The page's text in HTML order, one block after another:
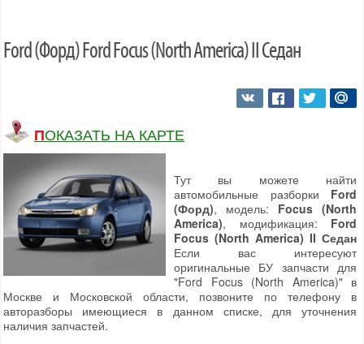
Ford (Форд) Ford Focus (North America) II Седан
ПОКАЗАТЬ НА КАРТЕ
Тут вы можете найти
автомобильные разборки Ford
(Форд), модель: Focus (North
America), модификация: Ford
Focus (North America) II Седан
Если вас интересуют
оригинальные БУ запчасти для
"Ford Focus (North America)" в
Москве и Московской области, позвоните по телефону в
авторазборы имеющиеся в данном списке, для уточнения
наличия запчастей.